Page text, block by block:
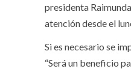
presidenta
atención desde el
Si es necesario se
“Será un beneficio